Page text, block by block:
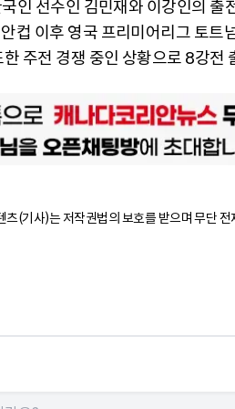
인 선수인 김민재와 이강인의 출
컵 이후 영국 프리미어리그 토트
주전 경쟁 중인 상황으로 8강전
(기사)는 저작권법의 보호를 받으며 무단